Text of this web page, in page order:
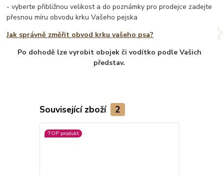
- vyberte přibližnou velikost a do poznámky pro prodejce zadejte
přesnou míru obvodu krku Vašeho pejska
Jak správně změřit obvod krku vašeho psa?
Po dohodě lze vyrobit obojek či vodítko podle Vašich
představ.
Související zboží 2
TOP produkt